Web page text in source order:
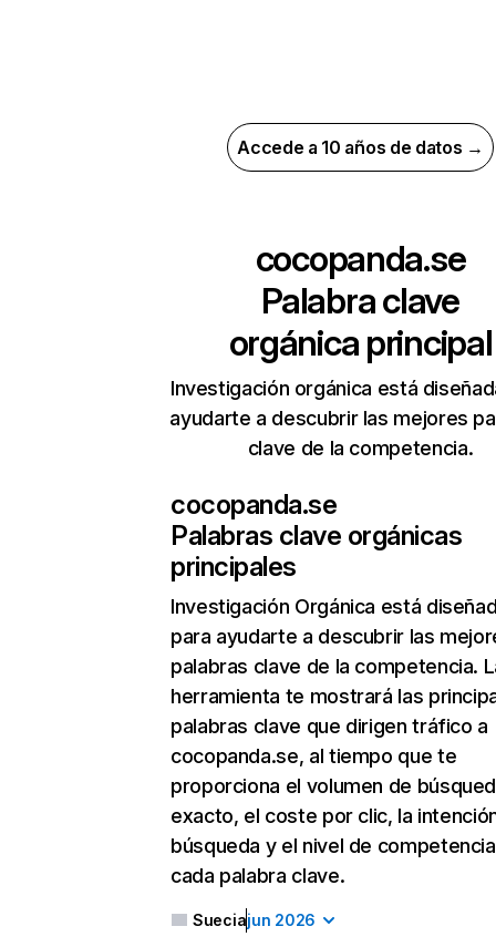
Accede a 10 años de datos →
cocopanda.se
Palabra clave
orgánica principal
Investigación orgánica está
ayudarte a descubrir las mejores
clave de la competencia.
cocopanda.se
Palabras clave orgánicas
principales
Investigación Orgánica está
para ayudarte a descubrir las
palabras clave de la competencia.
herramienta te mostrará las
palabras clave que dirigen tráfico a
cocopanda.se, al tiempo que te
proporciona el volumen de
exacto, el coste por clic, la
búsqueda y el nivel de
cada palabra clave.
Sueciajun 2026